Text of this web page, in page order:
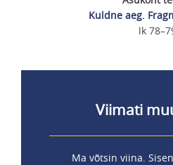
Kuldne aeg.
lk
Viimati
Ma võtsin viina.